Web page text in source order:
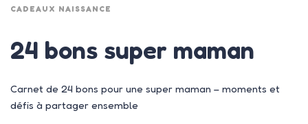
CADEAUX NAISSANCE
24 bons super maman
Carnet de 24 bons pour une super maman – moments et
défis à partager ensemble